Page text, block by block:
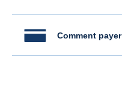
Comment payer